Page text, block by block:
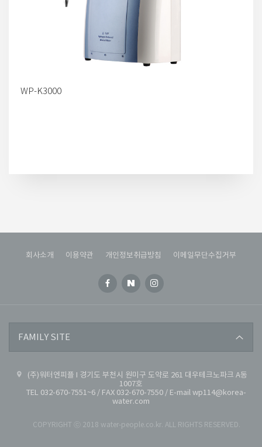
WP-K3000
회사소개 이용약관 개인정보취급방침 이메일무단수집거부
FAMILY SITE
코리아세라믹
대용량환원수
(주)워터엔피플 I 경기도 부천시 원미구 도약로 261 대우테크노파크 A동
1007호
TEL 032-670-7551~6 / FAX 032-670-7550 / E-mail wp114@korea-
water.com
COPYRIGHT ⓒ 2018 water-people.co.kr. ALL RIGHTS RESERVED.